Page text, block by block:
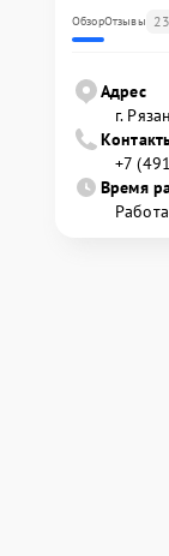
ОбзорОтзывы
Адрес
г.
+7
Время